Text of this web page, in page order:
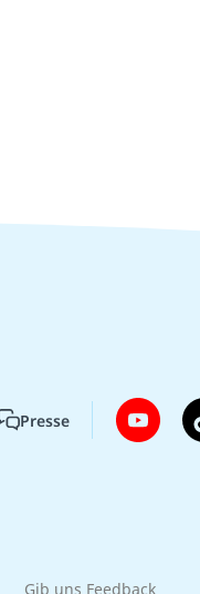
Presse
Gib uns Feedback